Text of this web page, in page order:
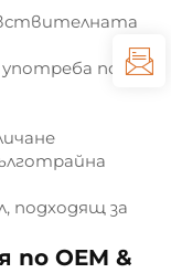
по
подходящ за
по OEM &